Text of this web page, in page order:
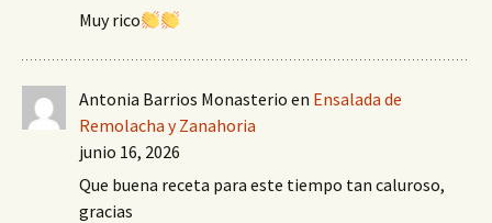
Muy rico
Antonia Barrios Monasterio en Ensalada de
Remolacha y Zanahoria
junio 16, 2026
Que buena receta para este tiempo tan caluroso,
gracias